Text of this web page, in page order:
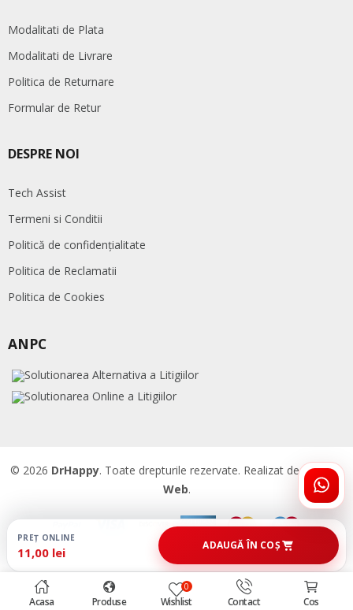
Acasa Produse
0
Wishlist Contact Cos
Modalitati de Plata
Modalitati de Livrare
Politica de Returnare
Formular de Retur
DESPRE NOI
Tech Assist
Termeni si Conditii
Politică de confidențialitate
Politica de Reclamatii
Politica de Cookies
ANPC
© 2026 DrHappy. Toate drepturile rezervate. Realizat deAccent
Web.
PREȚ ONLINE
11,00 lei ADAUGĂ ÎN COȘ